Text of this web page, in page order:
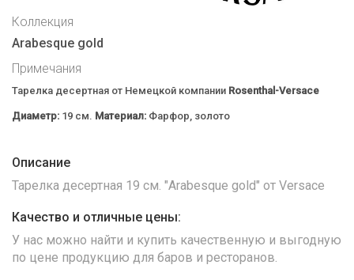
Коллекция
Arabesque gold
Примечания
Тарелка десертная от Немецкой компании Rosenthal-Versace
Диаметр: 19 см. Материал: Фарфор, золото
Описание
Тарелка десертная 19 см. "Arabesque gold" от Versace
Качество и отличные цены:
У нас можно найти и купить качественную и выгодную
по цене продукцию для баров и ресторанов.